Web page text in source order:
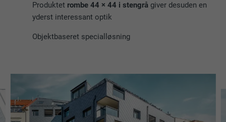
Produktet rombe 44 × 44 i stengrå giver desuden en
yderst interessant optik
Objektbaseret specialløsning